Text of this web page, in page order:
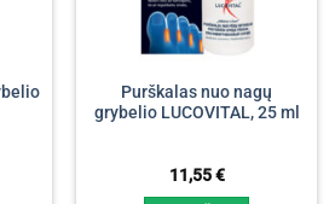
Purškalas nuo nagų
grybelio LUCOVITAL, 25 ml
11,55€